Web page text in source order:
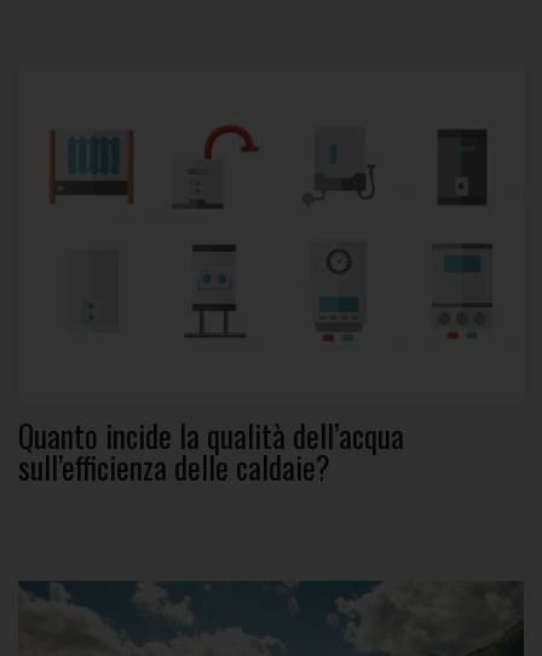
Quanto incide la qualità dell’acqua
sull’efficienza delle caldaie?